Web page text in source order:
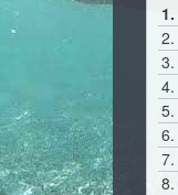
1.
2.
3.
4.
5.
6.
7.
8.